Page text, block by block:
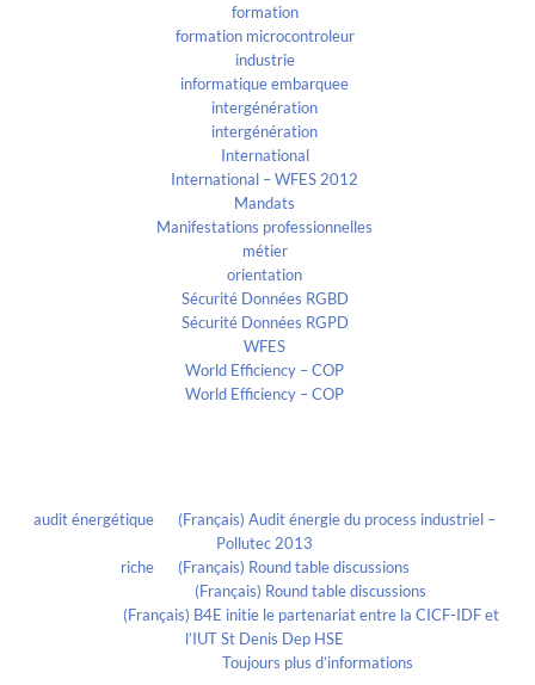
formation
formation microcontroleur
industrie
informatique embarquee
intergénération
intergénération
International
International – WFES 2012
Mandats
Manifestations professionnelles
métier
orientation
Sécurité Données RGBD
Sécurité Données RGPD
WFES
World Efficiency – COP
World Efficiency – COP
audit énergétique
(Français) Audit énergie du process industriel –
Pollutec 2013
richeon (Français) Round table discussions
(Français) Round table discussions
(Français) B4E initie le partenariat entre la CICF-IDF et
l’IUT St Denis Dep HSE
Toujours plus d’informations